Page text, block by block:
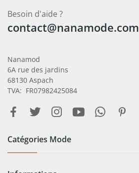
Besoin d'aide ?
contact@nanamode.com
Nanamod
6A rue des jardins
68130 Aspach
TVA: FR07982425084
Catégories Mode